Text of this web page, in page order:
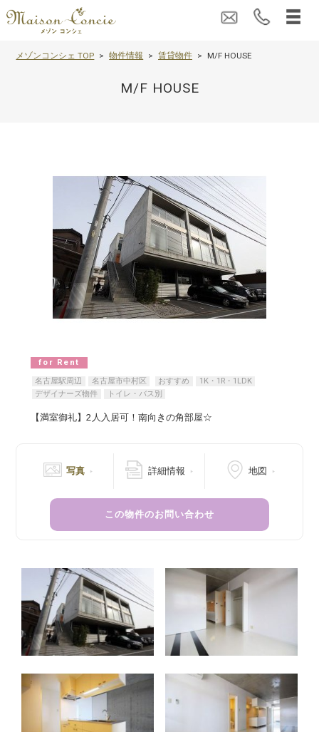
メゾンコンシェ TOP 物件情報 賃貸物件 M/F HOUSE
M/F HOUSE
for Rent
名古屋駅周辺
名古屋市中村区 おすすめ
1K・1R・1LDK
デザイナーズ物件
トイレ・バス別
【満室御礼】2人入居可！南向きの角部屋☆
写真 詳細情報 地図
この物件のお問い合わせ